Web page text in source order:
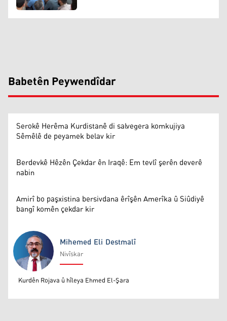
Babetên Peywendîdar
Serokê Herêma Kurdistanê di salvegera komkujiya
Sêmêlê de peyamek belav kir
Berdevkê Hêzên Çekdar ên Iraqê: Em tevlî şerên deverê
nabin
Amirî bo paşxistina bersivdana êrîşên Amerîka û Siûdiyê
bangî komên çekdar kir
Mihemed Eli Destmalî
Mihemed Eli Destmalî
Nivîskar
Kurdên Rojava û hîleya Ehmed El-Şara